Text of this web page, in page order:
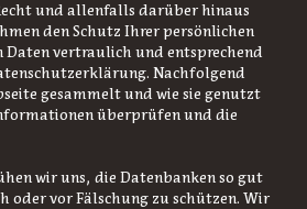
und allenfalls darüber hinaus
den Schutz Ihrer persönlichen
Daten vertraulich und entsprechend
Nachfolgend
gesammelt und wie sie genutzt
überprüfen und die
wir uns, die Datenbanken so gut
oder vor Fälschung zu schützen. Wir